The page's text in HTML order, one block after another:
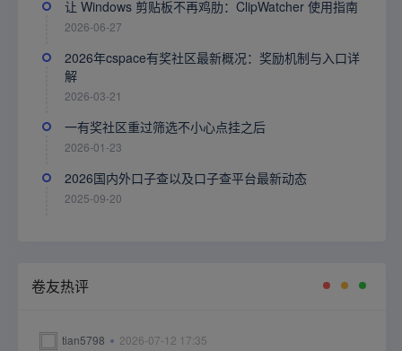
让 Windows 剪贴板不再鸡肋：ClipWatcher 使用指南
2026-06-27
2026年cspace有奖社区最新概况：奖励机制与入口详
解
2026-03-21
一有奖社区重过筛选不小心点挂之后
2026-01-23
2026国内外口子查以及口子查平台最新动态
2025-09-20
卷友热评
tian5798 2026-07-12 17:35